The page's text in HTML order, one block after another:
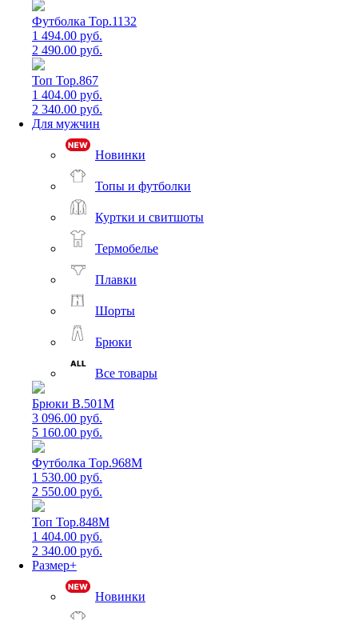
Футболка Top.1132
1 494.00 руб.
2 490.00 руб.
Топ Top.867
1 404.00 руб.
2 340.00 руб.
Для мужчин
Новинки
Топы и футболки
Куртки и свитшоты
Термобелье
Плавки
Шорты
Брюки
Все товары
Брюки B.501M
3 096.00 руб.
5 160.00 руб.
Футболка Top.968M
1 530.00 руб.
2 550.00 руб.
Топ Top.848M
1 404.00 руб.
2 340.00 руб.
Размер+
Новинки